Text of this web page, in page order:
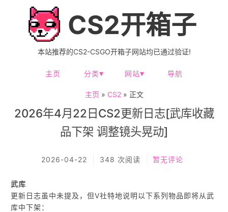
CS2开箱子
本站推荐的CS2-CSGO开箱子网站均已通过验证!
主页 分类 网站 导航
主页 » CS2» 正文
2026年4月22日CS2更新日志[武库收藏
品下架 调整镜头晃动]
2026-04-22 348 次阅读 暂无评论
武库
更新日志虽中未提及，但V社特地说明以下系列物品即将从武
库中下架：